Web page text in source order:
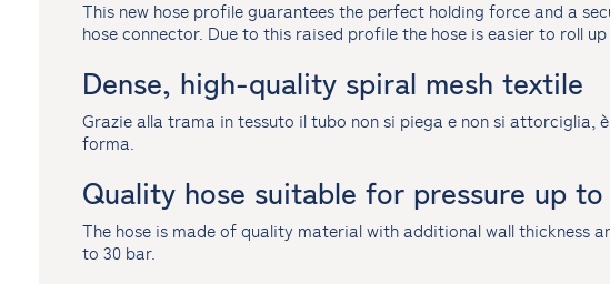
This new hose profile guarantees the perfect holding force and a
hose connector. Due to this raised profile the hose is easier to roll up
Dense, high-quality spiral mesh textile
Grazie alla trama in tessuto il tubo non si piega e non si attorciglia,
forma.
Quality hose suitable for pressure up
The hose is made of quality material with additional wall thickness
to 30 bar.